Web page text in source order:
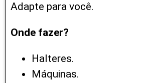
Adapte para você.
Onde fazer?
Halteres.
Máquinas.